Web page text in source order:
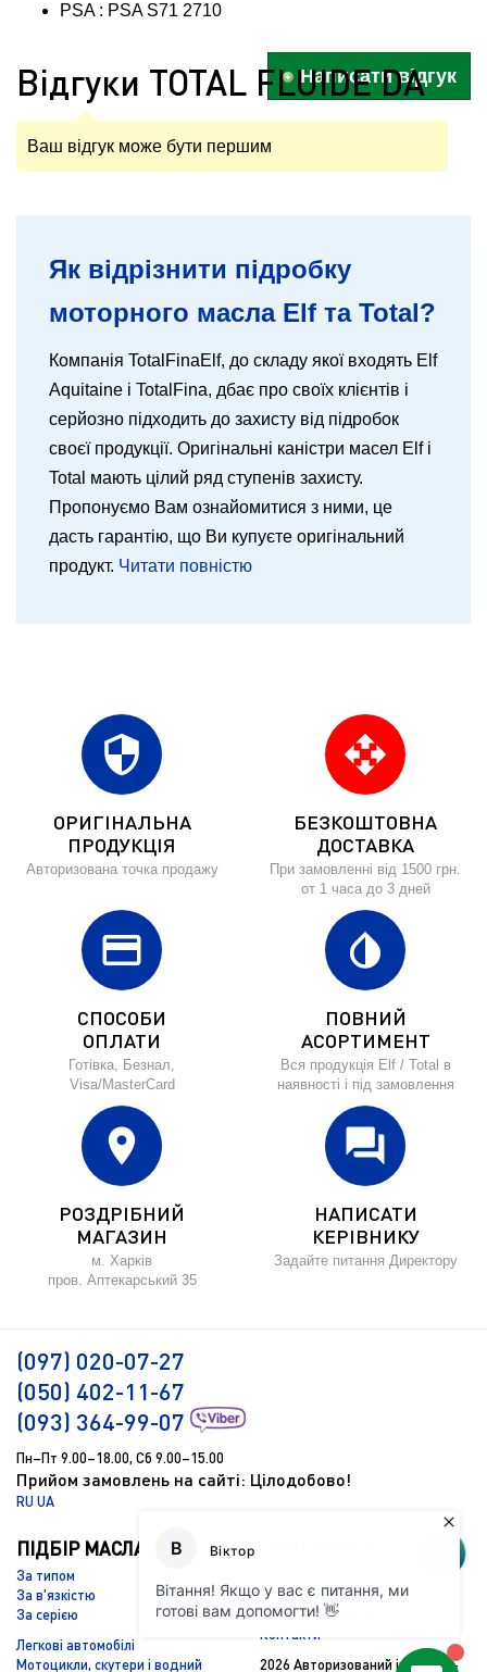
PSA : PSA S71 2710
Відгуки TOTAL FLUIDE DA
Написати відгук
Ваш відгук може бути першим
Як відрізнити підробку
моторного масла Elf та Total?
Компанія TotalFinaElf, до складу якої входять Elf
Aquitaine і TotalFina, дбає про своїх клієнтів і
серйозно підходить до захисту від підробок
своєї продукції. Оригінальні каністри масел Elf і
Total мають цілий ряд ступенів захисту.
Пропонуємо Вам ознайомитися з ними, це
дасть гарантію, що Ви купуєте оригінальний
продукт. Читати повністю
security
ОРИГІНАЛЬНА
ПРОДУКЦІЯ
Авторизована точка продажу
open_with
БЕЗКОШТОВНА
ДОСТАВКА
При замовленні від 1500 грн.
от 1 часа до 3 дней
credit_card
СПОСОБИ
ОПЛАТИ
Готівка, Безнал,
Visa/MasterCard
invert_colors
ПОВНИЙ
АСОРТИМЕНТ
Вся продукція Elf / Total в
наявності і під замовлення
location_on
РОЗДРІБНИЙ
МАГАЗИН
м. Харків
пров. Аптекарський 35
forum
НАПИСАТИ
КЕРІВНИКУ
Задайте питання Директору
(097) 020-07-27
(050) 402-11-67
(093) 364-99-07
Пн–Пт 9.00–18.00, Сб 9.00–15.00
Прийом замовлень на сайті: Цілодобово!
RU UA
ПІДБІР МАСЛА
За типом
За в'язкістю
За серією
Легкові автомобілі
Мотоцикли, скутери і водний
Підбір масла
Доставка і оплата
Контакти
2026 Авторизований інтернет-